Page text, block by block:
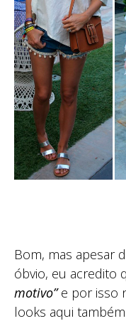
Bom, mas apesar
óbvio, eu acredito
motivo”e por isso
looks aqui